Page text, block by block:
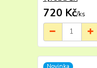
720 Kč/ks
Novinka